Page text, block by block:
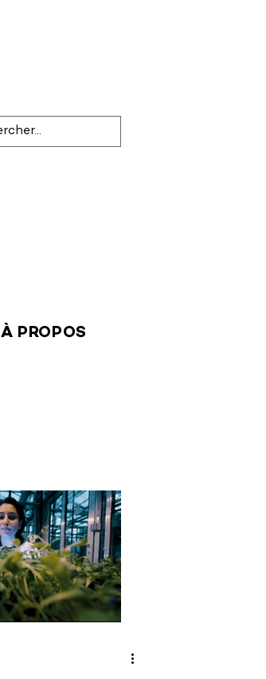
À PROPOS